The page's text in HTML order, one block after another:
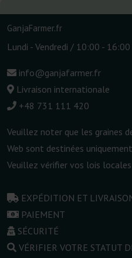
GanjaFarmer.fr
Lundi - Vendredi / 10:00 - 16:00
info@ganjafarmer.fr
Livraison internationale
+48 731 111 420
Veuillez noter que les graines
Web sont destinées
Veuillez vérifier vos lois
EXPÉDITION ET
PAIEMENT
SÉCURITÉ
VÉRIFIER VOTRE STATUT